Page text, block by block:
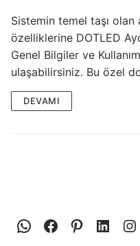
Sabit
Sistemin temel taşı
özelliklerine DOTLED
Genel Bilgiler ve
ulaşabilirsiniz. Bu özel
DEVAMI